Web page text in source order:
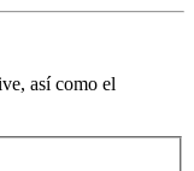
así como el